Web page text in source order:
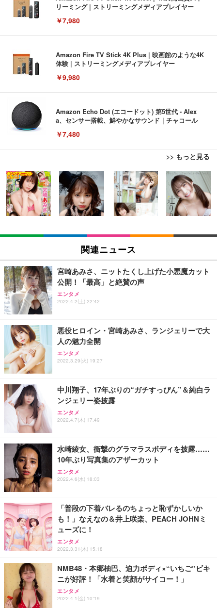
リーミング | ストリーミングメディアプレイヤー
￥7,980
Amazon Fire TV Stick 4K Plus | 映画館のような4K
体験 | ストリーミングメディアプレイヤー
￥9,980
Amazon Echo Dot (エコードット) 第5世代 - Alex
a、センサー搭載、鮮やかなサウンド｜チャコール
￥7,480
>> もっと見る
[EdoErgo] オフィスチェア 椅子 テレワーク 疲れな
い 跳ね上げ式アームレスト コンパクト 約105度ロッ
キング pc 事務椅子 360度回転 座面昇降 強化ナイロ
ン樹脂ベース 通気性メッシュ 在宅ワーク H-WY01
(黒網+黒枠+黒足)
￥5,699
SIHOO B100 オフィスチェア／デスクチェア メッシ
ュチェア 人間工学 疲れない ブラック
￥27,999
Sezlife オフィスチェア デスクチェア 疲れない テレ
ワーク チェア 強化バックレスト 30度ロッキング機
能 人間工学 椅子 腰サポート 90度跳ね上げ式アーム
務用 おしゃれ パソコンチェア (ブラック)
Sezlife オフィスチェア デスクチェア 疲れない テレ
ワーク チェア 強化バックレスト 30度ロッキング機
能 人間工学 椅子 腰サポート 90度跳ね上げ式アーム
務用 おしゃれ パソコンチェア (ホワイト)
ANDWINT オフィスチェア デスクチェア 肘なし メ
ッシュ 通気性 ランバーサポート付き 腰サポート ガ
ス圧無段階昇降 360度回転 キャスター付き コンパク
EIZO ビジネス向けプレミアムモニター | FlexScan
EV3240X-WT | 31.5型4K UHD・USB Type-C・ホワ
イト
￥105,595
EIZO ビジネス向けプレミアムモニター | FlexScan
￥109,572
【純正品】27"ゲーミングモニター DualSense 充電
フック付き（CFI-ZDM1J）
【整備済み品】Dell E2724HS 27インチ 液晶モニタ
ー フルHD（1920×1080）VA 非光沢 HDMI/DisplayP
ort/VGA スピーカー内蔵 高さ調整 スイベル VESA対
【MiniLED/24.5inch/280Hz/FHD】GRAPHT THE S
HOOTER Gaming Monitor 24” Essential ゲーミン
グモニター QD 24.5インチ 1ms FHD 量子ドット 残
Amazonベーシック ペットシーツ 薄型 レギュラー 1
回使い捨て 無香料 ホワイト 300枚
￥3,373
Amazonベーシック ペットシーツ 厚型 ワイド 42枚
x2袋(84枚) ホワイト(吸収面:ライトブルー)
￥3,234
ネオ・ルーライフ ネオ・オムツ L 中型犬用 26枚入
り 単品
Smart Basic(スマートベーシック) 【Amazon.co.jp
限定】 Smart Basic アイリスオーヤマ ペットシーツ
超厚型 お徳用 ワイド 100枚入 (x 1) (ケース販売)
アイリスオーヤマ ペットシーツ 超厚型 お徳用 レギ
ュラー 200枚入【Amazon.co.jp限定】
関連ニュース
宮崎あみさ、ニットたくし上げた小悪魔カット
公開！「最高」と絶賛の声
エンタメ
2022.4.2(土) 22:42
悪役ヒロイン・宮崎あみさ、ランジェリーで大
人の魅力全開
エンタメ
2022.3.29(火) 19:27
中川翔子、17年ぶりの“ガチすっぴん”＆純白ラ
ンジェリー姿披露
エンタメ
2022.4.7(木) 17:49
水崎綾女、衝撃のグラマラスボディを披露……
10年ぶり写真集のアザーカット
エンタメ
2022.4.6(水) 18:03
「普段の下着バレるのちょっと恥ずかしいか
も！」なえなの＆井上咲楽、PEACH JOHNミ
ューズに！
エンタメ
2022.3.31(木) 15:18
NMB48・本郷柚巴、迫力ボディ×“いちご”ビキ
ニが好評！「水着と笑顔がサイコー！」
エンタメ
2022.4.1(金) 10:19